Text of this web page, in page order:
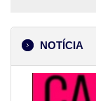
NOTÍCIA